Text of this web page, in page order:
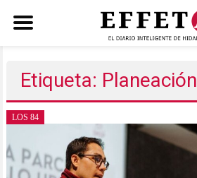
contenidoEtiqueta: Planeación
LOS 84